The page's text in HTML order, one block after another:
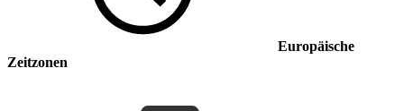
Europäische
Zeitzonen